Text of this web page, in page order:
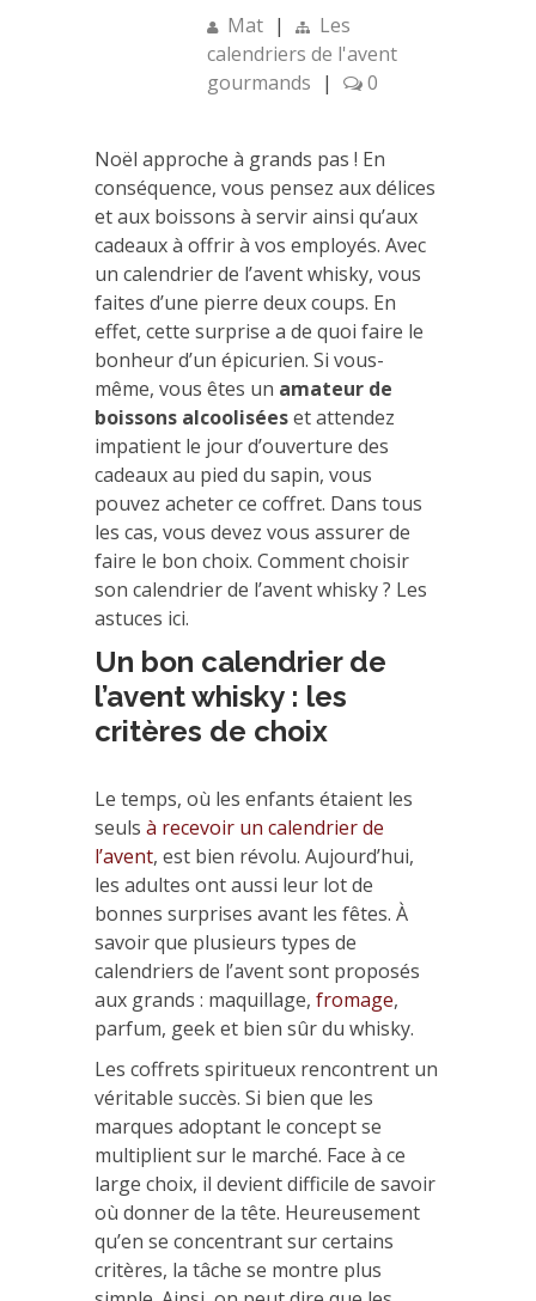
Mat |
Les
calendriers de l'avent
gourmands | 0
Noël approche à grands pas ! En
conséquence, vous pensez aux délices
et aux boissons à servir ainsi qu’aux
cadeaux à offrir à vos employés. Avec
un calendrier de l’avent whisky, vous
faites d’une pierre deux coups. En
effet, cette surprise a de quoi faire le
bonheur d’un épicurien. Si vous-
même, vous êtes un amateur de
boissons alcooliséeset attendez
impatient le jour d’ouverture des
cadeaux au pied du sapin, vous
pouvez acheter ce coffret. Dans tous
les cas, vous devez vous assurer de
faire le bon choix. Comment choisir
son calendrier de l’avent whisky ? Les
astuces ici.
Un bon calendrier de
l’avent whisky : les
critères de choix
Le temps, où les enfants étaient les
seuls à recevoir un calendrier de
l’avent, est bien révolu. Aujourd’hui,
les adultes ont aussi leur lot de
bonnes surprises avant les fêtes. À
savoir que plusieurs types de
calendriers de l’avent sont proposés
aux grands : maquillage, fromage,
parfum, geek et bien sûr du whisky.
Les coffrets spiritueux rencontrent un
véritable succès. Si bien que les
marques adoptant le concept se
multiplient sur le marché. Face à ce
large choix, il devient difficile de savoir
où donner de la tête. Heureusement
qu’en se concentrant sur certains
critères, la tâche se montre plus